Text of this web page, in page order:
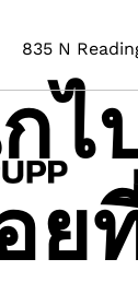
835 N
ไ
ย